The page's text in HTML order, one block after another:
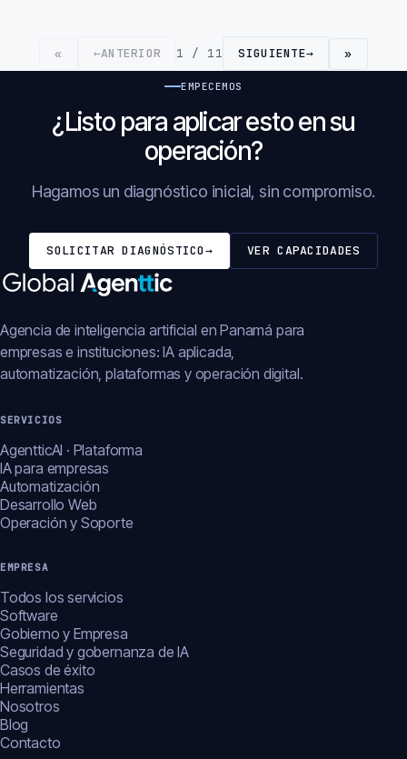
« ←ANTERIOR 1 / 11 SIGUIENTE→ »
EMPECEMOS
¿Listo para aplicar esto en su
operación?
Hagamos un diagnóstico inicial, sin compromiso.
SOLICITAR DIAGNÓSTICO→ VER CAPACIDADES
Agencia de inteligencia artificial en Panamá para
empresas e instituciones: IA aplicada,
automatización, plataformas y operación digital.
SERVICIOS
AgentticAI · Plataforma
IA para empresas
Automatización
Desarrollo Web
Operación y Soporte
EMPRESA
Todos los servicios
Software
Gobierno y Empresa
Seguridad y gobernanza de IA
Casos de éxito
Herramientas
Nosotros
Blog
Contacto